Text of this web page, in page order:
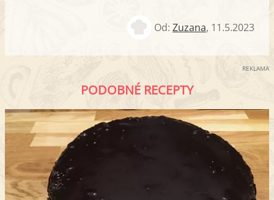
Od: Zuzana, 11.5.2023
REKLAMA
PODOBNÉ RECEPTY